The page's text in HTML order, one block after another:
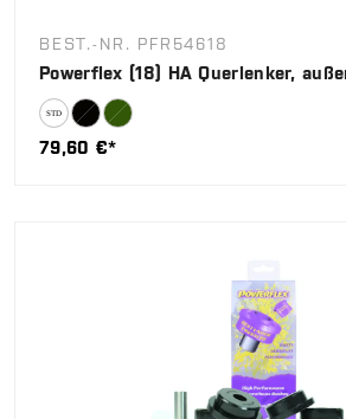
BEST.-NR. PFR54618
Powerflex (18) HA Querlenker,
79,60 €*